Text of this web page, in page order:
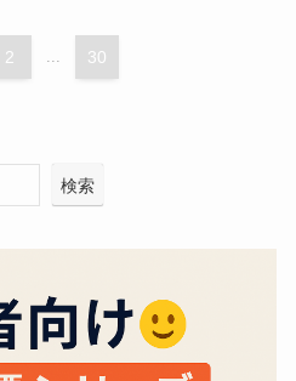
2 30
検索